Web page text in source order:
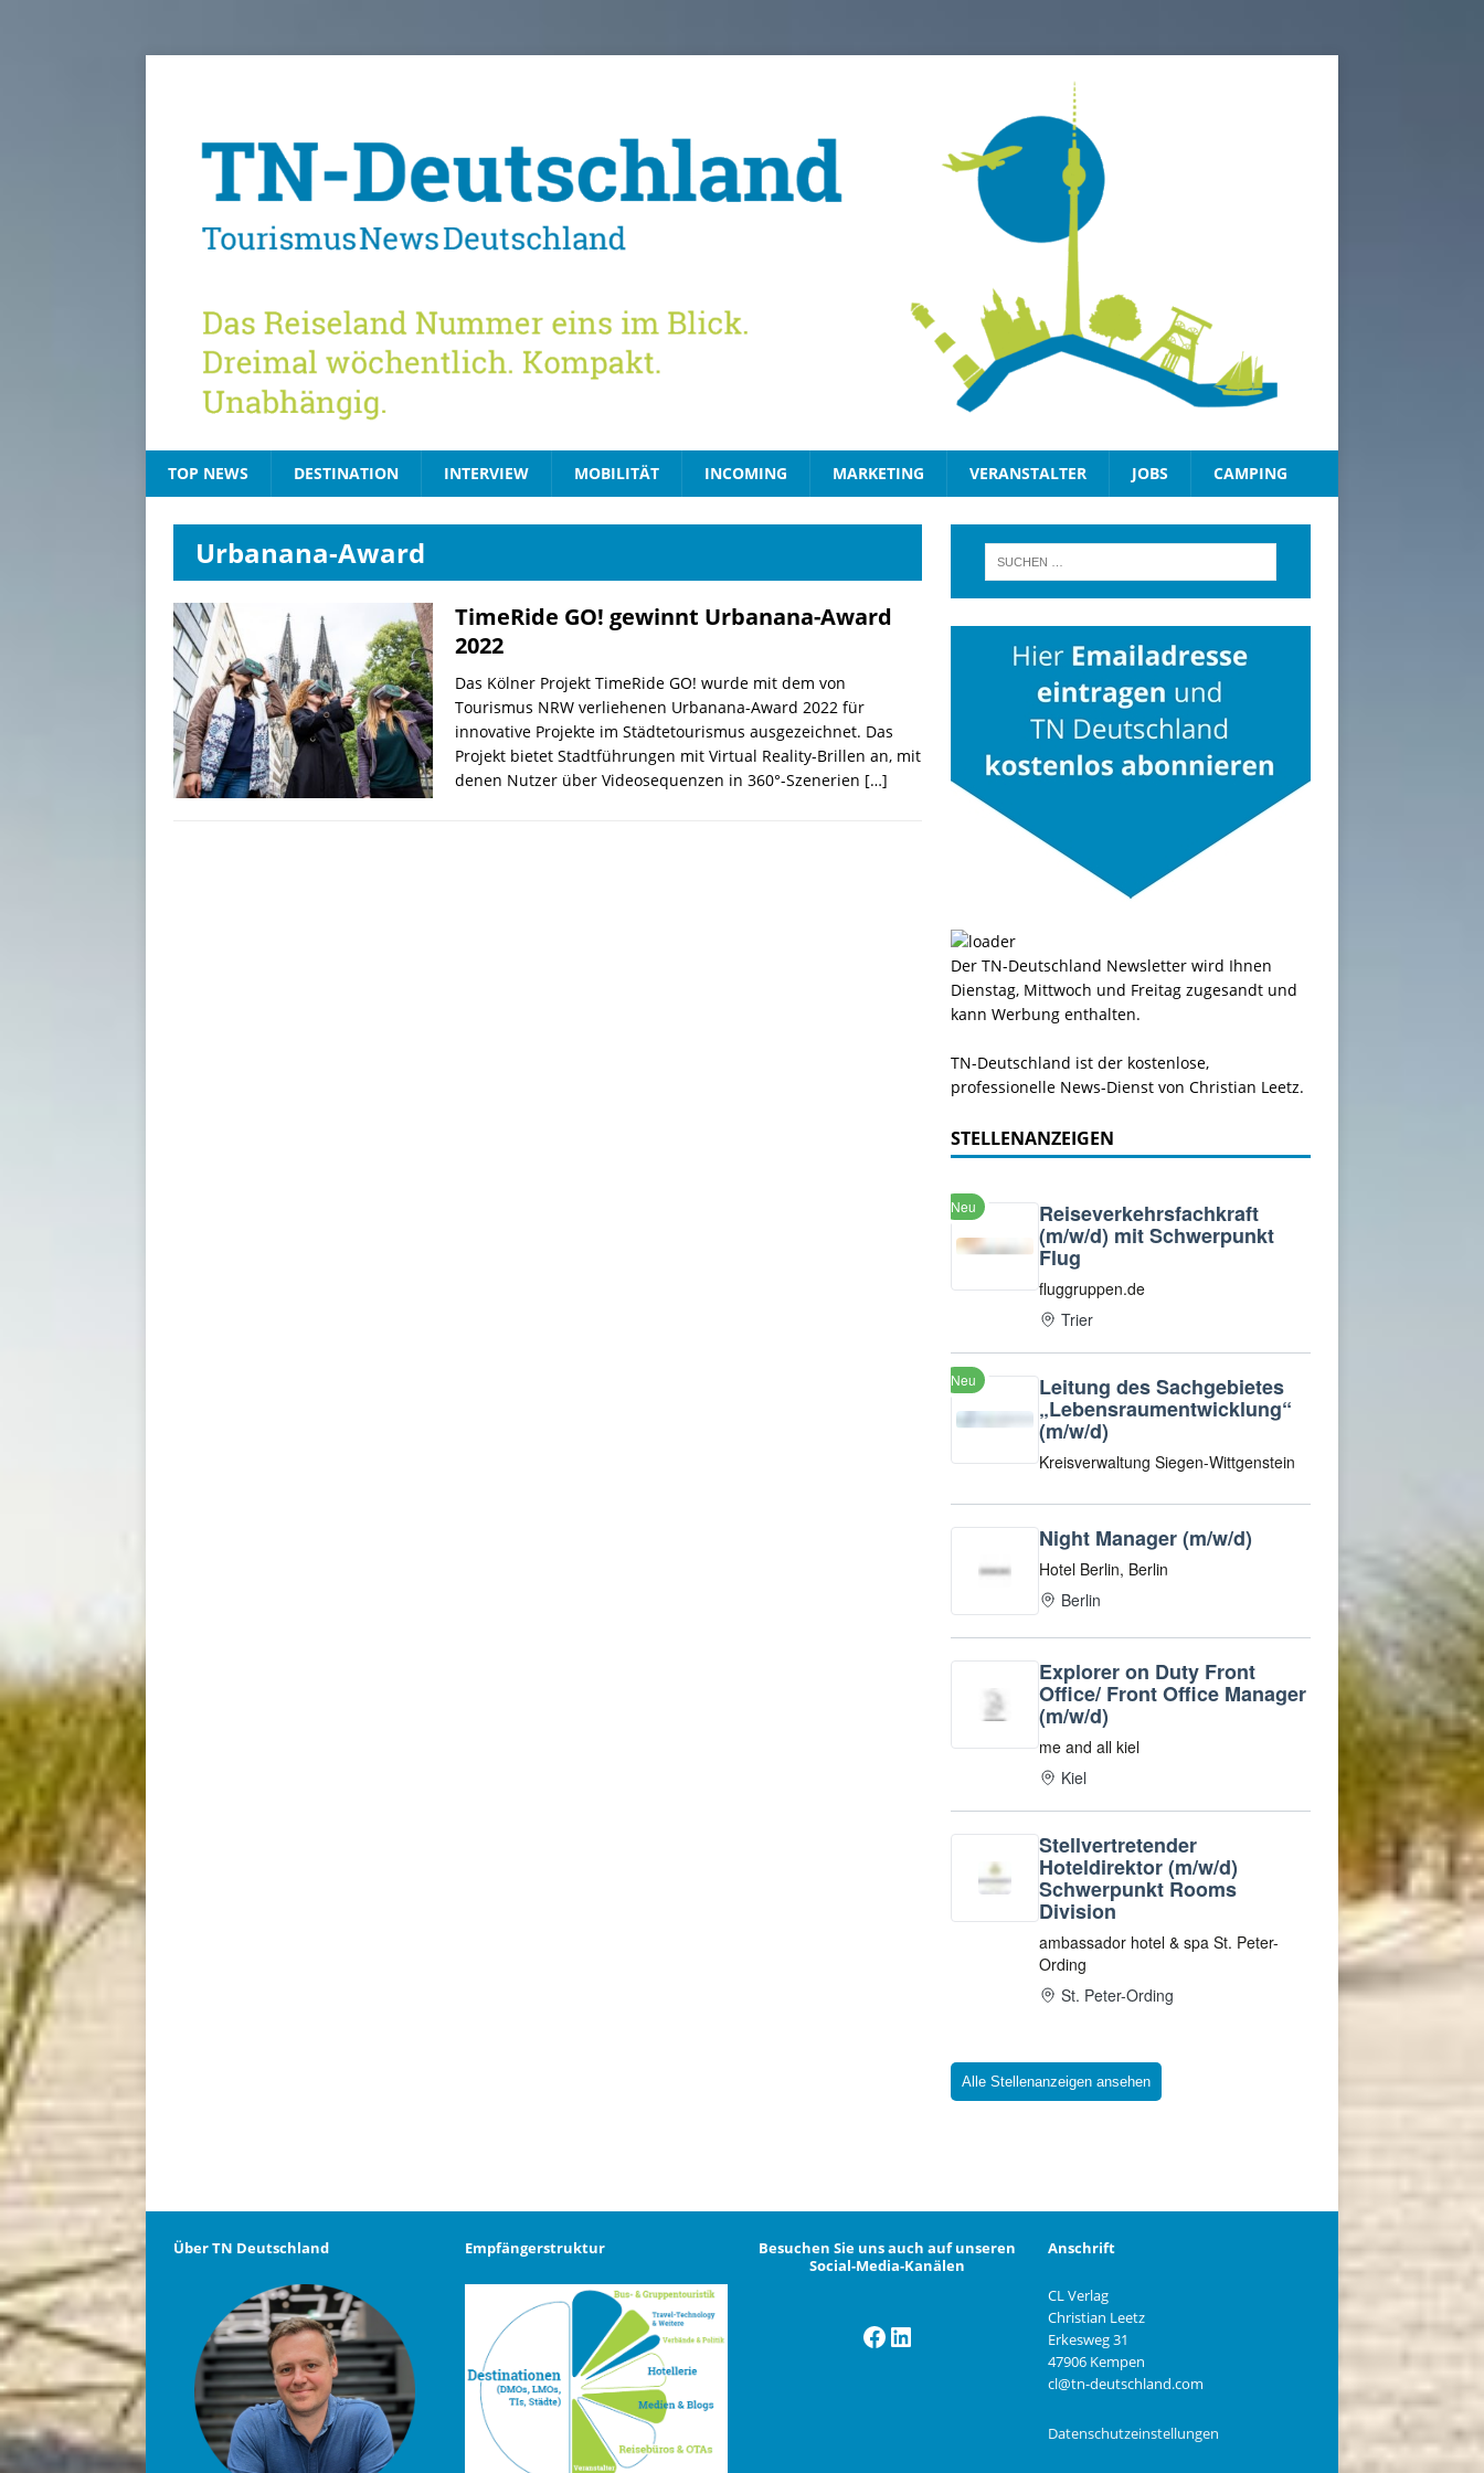
TOP NEWS DESTINATION INTERVIEW MOBILITÄT INCOMING MARKETING VERANSTALTER JOBS CAMPING
Urbanana-Award
TimeRide GO! gewinnt Urbanana-Award
2022
Das Kölner Projekt TimeRide GO! wurde mit dem von
Tourismus NRW verliehenen Urbanana-Award 2022 für
innovative Projekte im Städtetourismus ausgezeichnet. Das
Projekt bietet Stadtführungen mit Virtual Reality-Brillen an, mit
denen Nutzer über Videosequenzen in 360°-Szenerien […]
Der TN-Deutschland Newsletter wird Ihnen
Dienstag, Mittwoch und Freitag zugesandt und
kann Werbung enthalten.
TN-Deutschland ist der kostenlose,
professionelle News-Dienst von Christian Leetz.
STELLENANZEIGEN
Alle Stellenanzeigen ansehen
Über TN Deutschland Empfängerstruktur
Besuchen Sie uns auch auf unseren
Social-Media-Kanälen
Facebook
LinkedIn
Anschrift
CL Verlag
Christian Leetz
Erkesweg 31
47906 Kempen
cl@tn-deutschland.com
Datenschutzeinstellungen